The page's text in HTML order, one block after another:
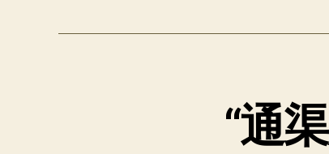
“通